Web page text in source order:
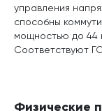
управления
способны
мощностью до 44
Соответствуют
Физические